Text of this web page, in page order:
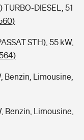
TURBO-DIESEL, 51
STH), 55 kW,
Benzin, Limousine,
Benzin, Limousine,